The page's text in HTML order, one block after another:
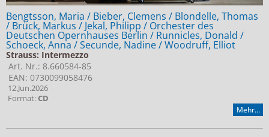
Bengtsson, Maria / Bieber, Clemens / Blondelle, Thomas
/ Brück, Markus / Jekal, Philipp / Orchester des
Deutschen Opernhauses Berlin / Runnicles, Donald /
Schoeck, Anna / Secunde, Nadine / Woodruff, Elliot
Strauss: Intermezzo
Art. Nr.: 8.660584-85
EAN: 0730099058476
12.Jun.2026
Format:CD
Mehr...